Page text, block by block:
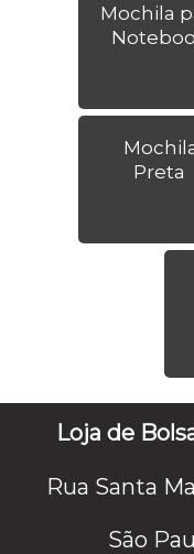
Mochila
Preta
Loja de
Rua Santa
São